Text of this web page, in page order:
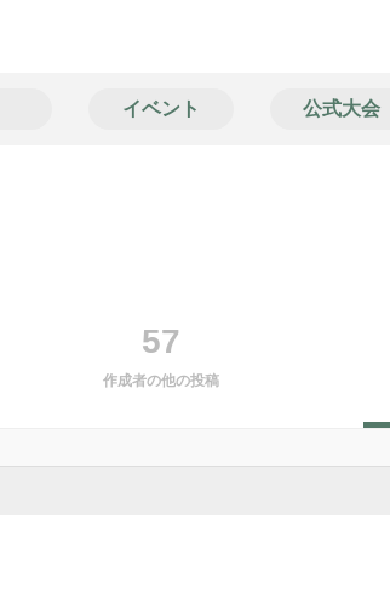
イベント 公式大会
57
作成者の他の投稿